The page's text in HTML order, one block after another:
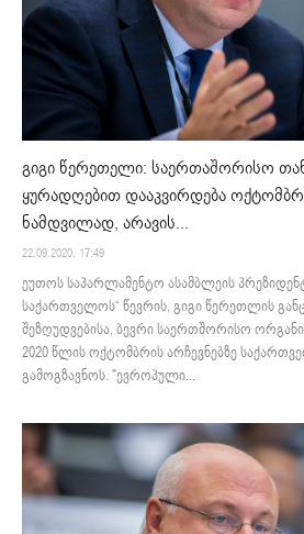
გიგი წერეთელი: საერთაშორისო
ყურადღებით დააკვირდება
ნამდვილად, არავის...
22.09.2020. 17:49
ეუთოს საპარლამენტო ასამბლეის
საქართველოს“ წევრის, გიგი წერეთლის
შეზღუდვებისა, ბევრი საერთშორისო
2020 წლის ოქტომბრის არჩევნებზე
გამოგზავნოს. "ევროპული...